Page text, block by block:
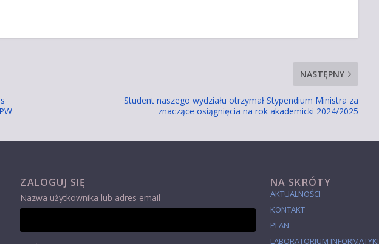
NASTĘPNY
Student naszego wydziału otrzymał Stypendium Ministra za
znaczące osiągnięcia na rok akademicki 2024/2025
ZALOGUJ SIĘ
Nazwa użytkownika lub adres email
NA SKRÓTY
AKTUALNOŚCI
KONTAKT
PLAN
LABORATORIUM INFORMATYKI